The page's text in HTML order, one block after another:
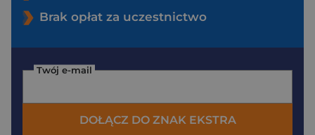
Brak opłat za uczestnictwo
Twój e-mail
DOŁĄCZ DO ZNAK EKSTRA